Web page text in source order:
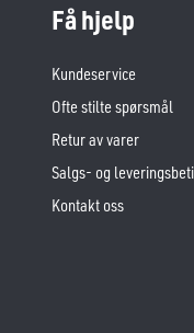
Få hjelp
Kundeservice
Ofte stilte spørsmål
Retur av varer
Salgs- og
Kontakt oss